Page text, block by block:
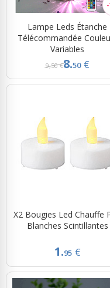
Lampe Leds Étanche
Télécommandée
Variables
9,50 €8.50 €
X2 Bougies Led Chauffe
Blanches Scintillantes
1.95 €